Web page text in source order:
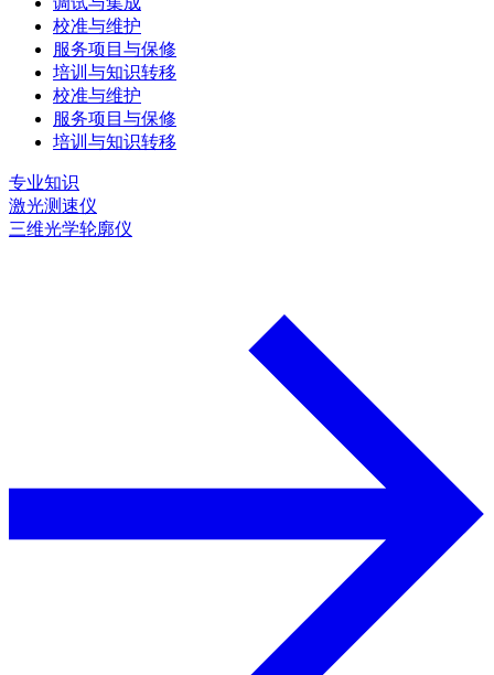
校准与维护
服务项目与保修
培训与知识转移
校准与维护
服务项目与保修
培训与知识转移
专业知识
激光测速仪
三维光学轮廓仪